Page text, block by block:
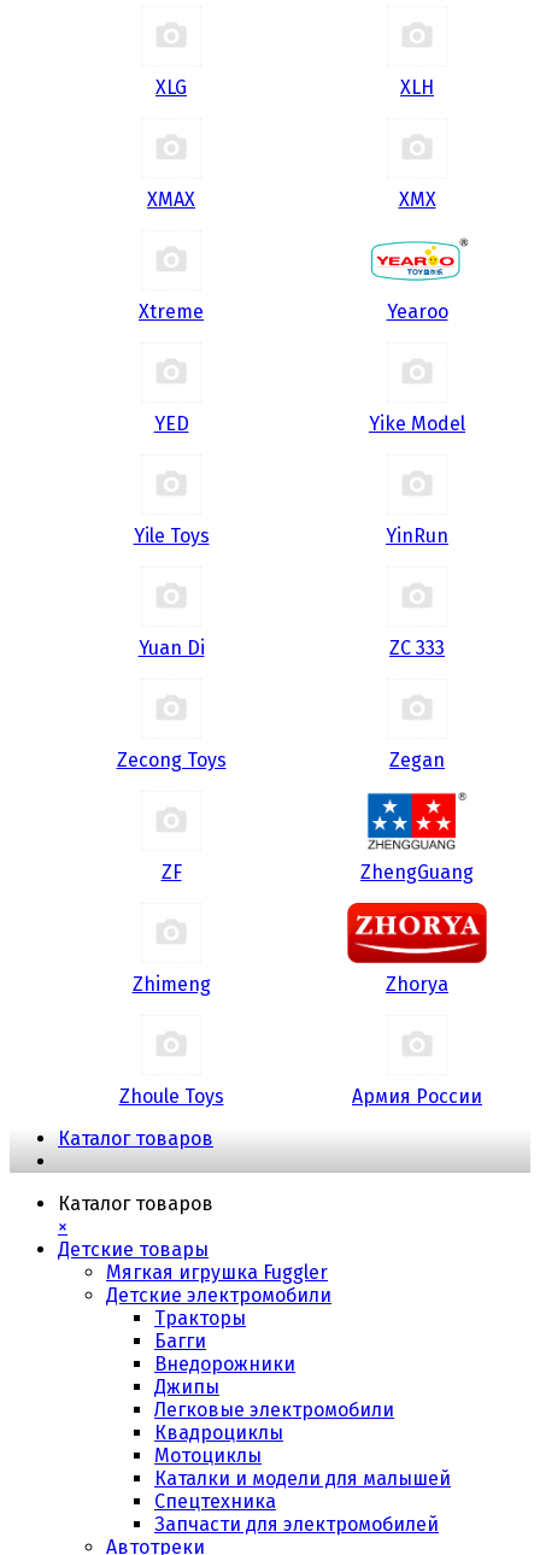
XLG XLH
XMAX XMX
Xtreme Yearoo
YED Yike Model
Yile Toys YinRun
Yuan Di ZC 333
Zecong Toys Zegan
ZF ZhengGuang
Zhimeng Zhorya
Zhoule Toys
Армия России
Каталог товаров
Каталог товаров
×
Детские товары
Мягкая игрушка Fuggler
Детские электромобили
Тракторы
Багги
Внедорожники
Джипы
Легковые электромобили
Квадроциклы
Мотоциклы
Каталки и модели для малышей
Спецтехника
Запчасти для электромобилей
Автотреки